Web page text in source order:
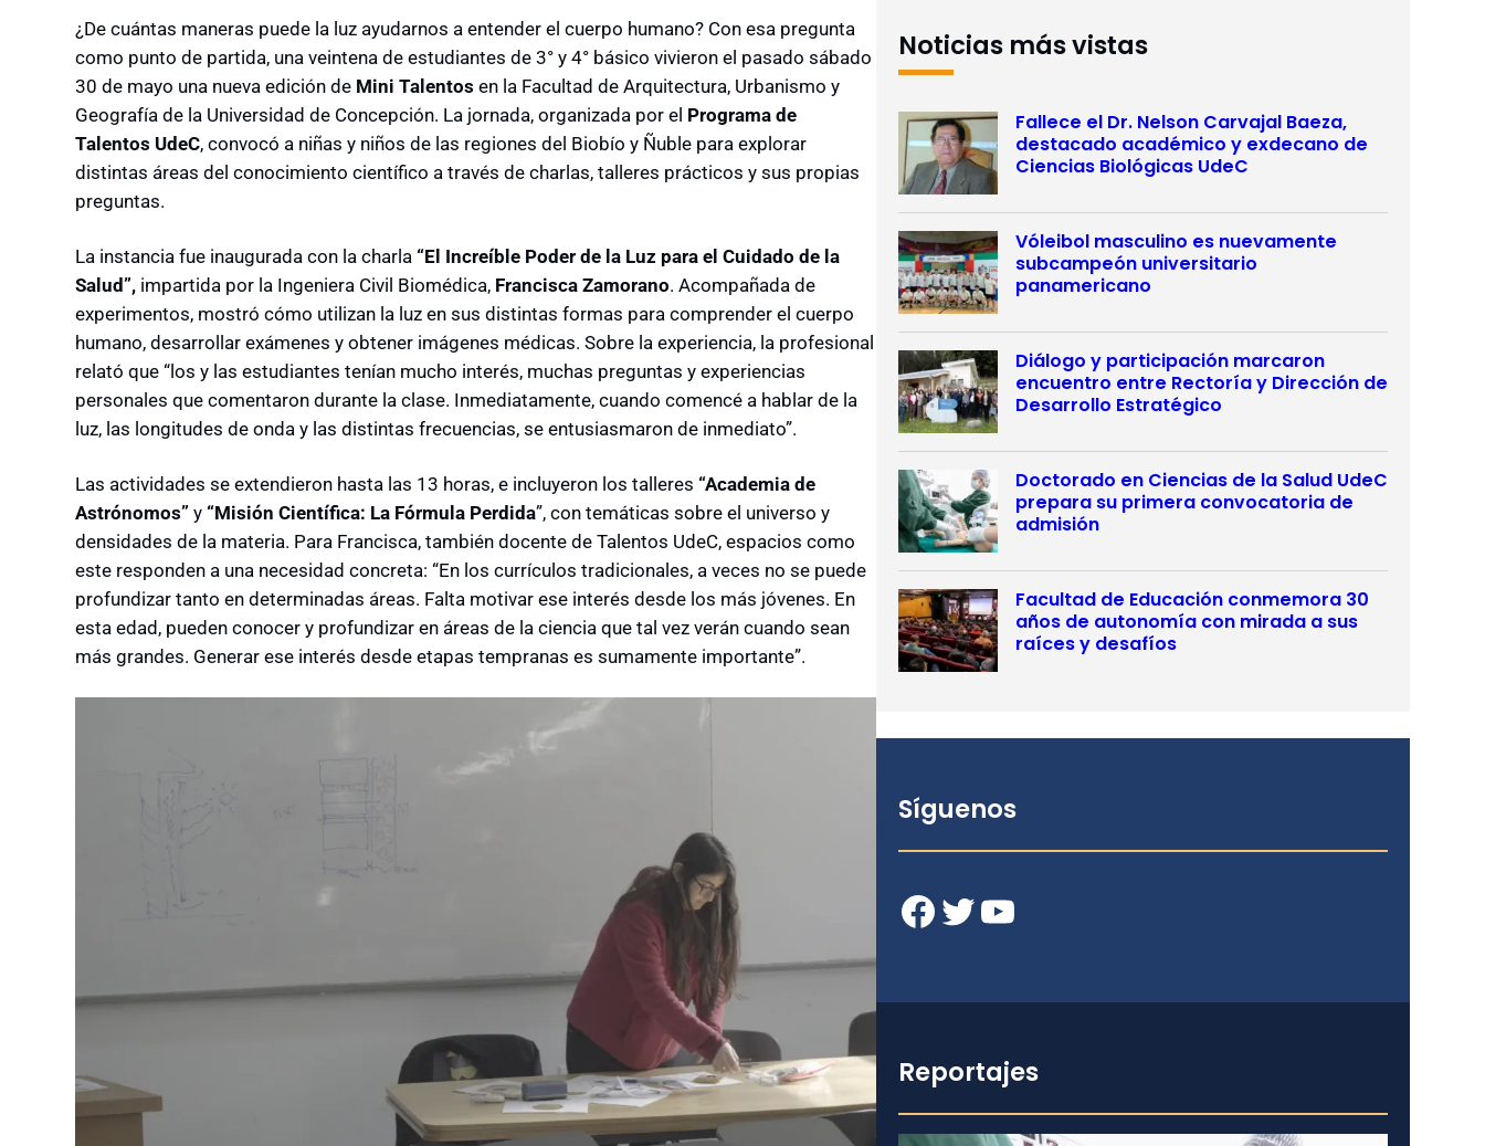
¿De cuántas maneras puede la luz ayudarnos a entender el cuerpo humano? Con esa pregunta
como punto de partida, una veintena de estudiantes de 3° y 4° básico vivieron el pasado sábado
30 de mayo una nueva edición de Mini Talentos en la Facultad de Arquitectura, Urbanismo y
Geografía de la Universidad de Concepción. La jornada, organizada por el Programa de
Talentos UdeC, convocó a niñas y niños de las regiones del Biobío y Ñuble para explorar
distintas áreas del conocimiento científico a través de charlas, talleres prácticos y sus propias
preguntas.
La instancia fue inaugurada con la charla “El Increíble Poder de la Luz para el Cuidado de la
Salud”, impartida por la Ingeniera Civil Biomédica, Francisca Zamorano. Acompañada de
experimentos, mostró cómo utilizan la luz en sus distintas formas para comprender el cuerpo
humano, desarrollar exámenes y obtener imágenes médicas. Sobre la experiencia, la profesional
relató que “los y las estudiantes tenían mucho interés, muchas preguntas y experiencias
personales que comentaron durante la clase. Inmediatamente, cuando comencé a hablar de la
luz, las longitudes de onda y las distintas frecuencias, se entusiasmaron de inmediato”.
Las actividades se extendieron hasta las 13 horas, e incluyeron los talleres “Academia de
Astrónomos” y “Misión Científica: La Fórmula Perdida”, con temáticas sobre el universo y
densidades de la materia. Para Francisca, también docente de Talentos UdeC, espacios como
este responden a una necesidad concreta: “En los currículos tradicionales, a veces no se puede
profundizar tanto en determinadas áreas. Falta motivar ese interés desde los más jóvenes. En
esta edad, pueden conocer y profundizar en áreas de la ciencia que tal vez verán cuando sean
más grandes. Generar ese interés desde etapas tempranas es sumamente importante”.
Noticias más vistas
Fallece el Dr. Nelson Carvajal Baeza,
destacado académico y exdecano de
Ciencias Biológicas UdeC
Vóleibol masculino es nuevamente
subcampeón universitario
panamericano
Diálogo y participación marcaron
encuentro entre Rectoría y Dirección de
Desarrollo Estratégico
Doctorado en Ciencias de la Salud UdeC
prepara su primera convocatoria de
admisión
Facultad de Educación conmemora 30
años de autonomía con mirada a sus
raíces y desafíos
Síguenos
Facebook Twitter YouTube
Reportajes